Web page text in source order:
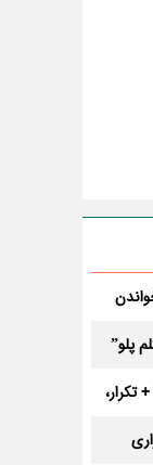
پلو”
ساعت جدید پخش مردان آهنین 1405 + تکرار،